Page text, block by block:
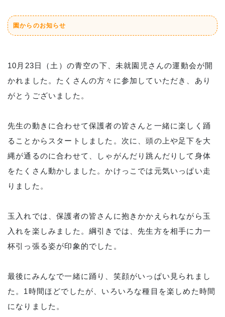
園からのお知らせ
10月23日（土）の青空の下、未就園児さんの運動会が開
かれました。たくさんの方々に参加していただき、あり
がとうございました。
先生の動きに合わせて保護者の皆さんと一緒に楽しく踊
ることからスタートしました。次に、頭の上や足下を大
縄が通るのに合わせて、しゃがんだり跳んだりして身体
をたくさん動かしました。かけっこでは元気いっぱい走
りました。
玉入れでは、保護者の皆さんに抱きかかえられながら玉
入れを楽しみました。綱引きでは、先生方を相手に力一
杯引っ張る姿が印象的でした。
最後にみんなで一緒に踊り、笑顔がいっぱい見られまし
た。1時間ほどでしたが、いろいろな種目を楽しめた時間
になりました。